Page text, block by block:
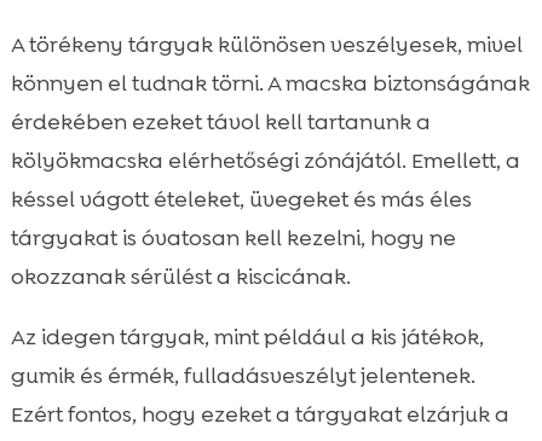
A törékeny tárgyak különösen veszélyesek, mivel
könnyen el tudnak törni. A macska biztonságának
érdekében ezeket távol kell tartanunk a
kölyökmacska elérhetőségi zónájától. Emellett, a
késsel vágott ételeket, üvegeket és más éles
tárgyakat is óvatosan kell kezelni, hogy ne
okozzanak sérülést a kiscicának.
Az idegen tárgyak, mint például a kis játékok,
gumik és érmék, fulladásveszélyt jelentenek.
Ezért fontos, hogy ezeket a tárgyakat elzárjuk a